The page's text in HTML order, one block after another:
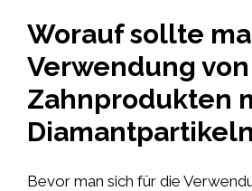
Worauf sollte
Verwendung von
Zahnprodukten
Bevor man sich für die